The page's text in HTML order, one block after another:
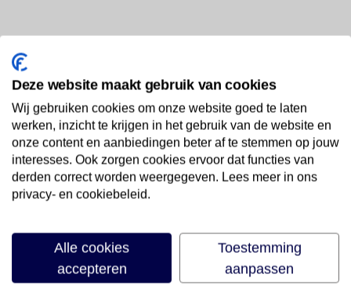
Deze website maakt gebruik van cookies
Wij gebruiken cookies om onze website goed te laten
werken, inzicht te krijgen in het gebruik van de website en
onze content en aanbiedingen beter af te stemmen op jouw
interesses. Ook zorgen cookies ervoor dat functies van
derden correct worden weergegeven. Lees meer in ons
privacy- en cookiebeleid.
Alle cookies
accepteren
Toestemming
aanpassen